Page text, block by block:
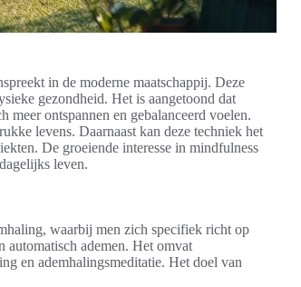
in de moderne maatschappij. Deze
gezondheid. Het is aangetoond dat
ontspannen en gebalanceerd voelen.
levens. Daarnaast kan deze techniek het
De groeiende interesse in mindfulness
leven.
waarbij men zich specifiek richt op
automatisch ademen. Het omvat
en ademhalingsmeditatie. Het doel van